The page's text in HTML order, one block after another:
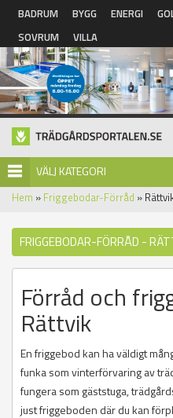
Hoppa till huvudinnehåll
BADRUM BYGG ENERGI
SOVRUM
VILLA
VÄLJ KATEGORI
Hem » Friggebodar-Förråd »
FRIGGEBODAR-FÖRRÅD -
Förråd och
Rättvik
En friggebod kan ha väldigt
funka som vinterförvaring av
fungera som gäststuga,
just friggeboden där du kan